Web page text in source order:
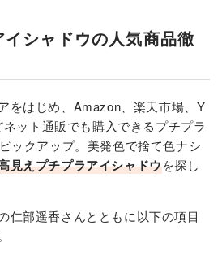
シャドウの人気商品徹
をはじめ、Amazon、楽天市場、Y
ット通販でも購入できるプチプラ
ックアップ。美発色で捨て色ナシ
見えプチプラアイシャドウを探し
仁部遥香さんとともに以下の項目